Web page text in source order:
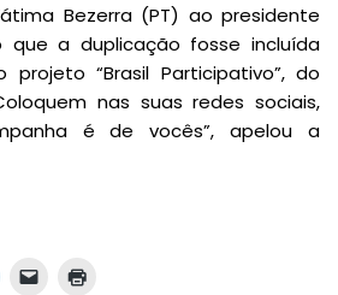
Bezerra (PT) ao presidente
que a duplicação fosse incluída
“Brasil Participativo”, do
nas suas redes sociais,
é de vocês”, apelou a